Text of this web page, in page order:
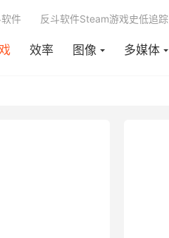
效率 图像 多媒体
件 反斗软件Steam游戏史低追踪